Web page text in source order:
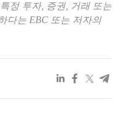
정 투자, 증권, 거래 또는
다는 EBC 또는 저자의